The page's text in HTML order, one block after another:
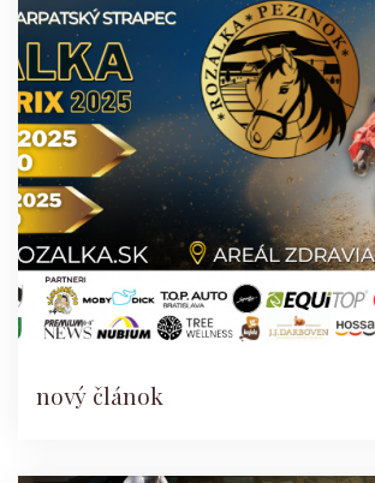
nový článok